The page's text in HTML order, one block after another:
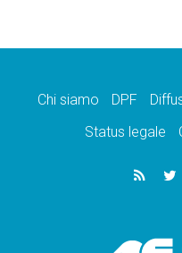
Chi siamo DPF
Status legale